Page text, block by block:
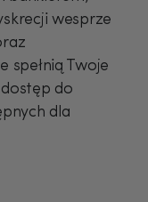
wesprze
spełnią Twoje
do
dla